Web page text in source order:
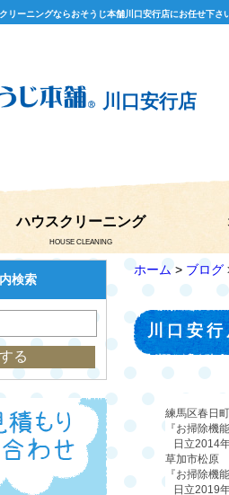
リーニングならおそうじ本舗川口安行店にお任せ下さ
川口安行店
ハウスクリーニング
HOUSE CLEANING
ホーム > ブログ
川口安
練馬区春日町
『お掃除機
日立2014
草加市松原
『お掃除機
日立2019
検索